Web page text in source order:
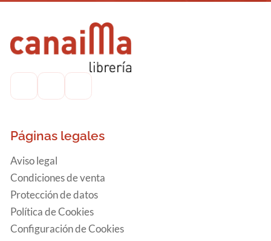
Páginas legales
Aviso legal
Condiciones de venta
Protección de datos
Política de Cookies
Configuración de Cookies